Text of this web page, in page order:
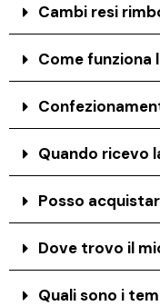
Cambi resi
Come funziona
Quando ricevo
Posso
Dove trovo il
Quali sono i